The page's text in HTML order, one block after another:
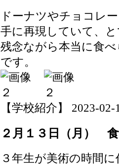
ドーナツやチョコレ
手に再現していて、
残念ながら本当に食
です。
【学校紹介】 2023-
２月１３日（月）
３年生が美術の時間